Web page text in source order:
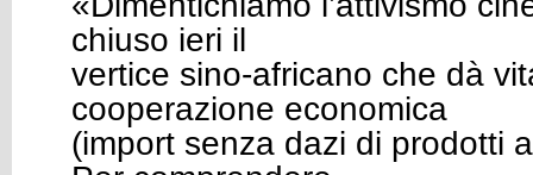
chiuso ieri il
vertice sino-africano che dà
cooperazione economica
(import senza dazi di prodotti